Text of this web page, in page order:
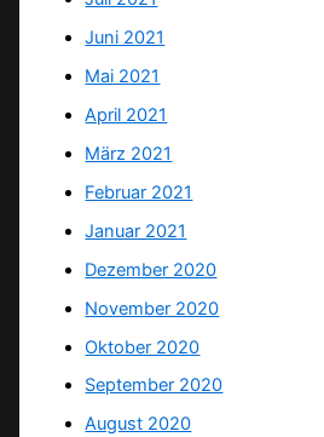
Juni 2021
Mai 2021
April 2021
März 2021
Februar 2021
Januar 2021
Dezember 2020
November 2020
Oktober 2020
September 2020
August 2020